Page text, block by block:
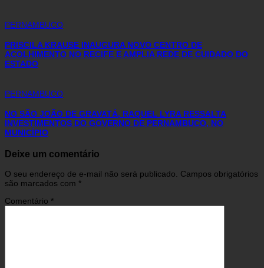
PERNAMBUCO
PRISCILA KRAUSE INAUGURA NOVO CENTRO DE
ACOLHIMENTO NO RECIFE E AMPLIA REDE DE CUIDADO DO
ESTADO
PERNAMBUCO
NO SÃO JOÃO DE GRAVATÁ, RAQUEL LYRA RESSALTA
INVESTIMENTOS DO GOVERNO DE PERNAMBUCO, NO
MUNICÍPIO
Deixe um comentário
O seu endereço de e-mail não será publicado. Campos obrigatórios
são marcados com *
Comentário *